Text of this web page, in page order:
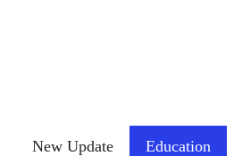
New Update Education